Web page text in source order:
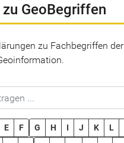
GeoBegriffen
zu Fachbegriffen der
E F G H I J K L